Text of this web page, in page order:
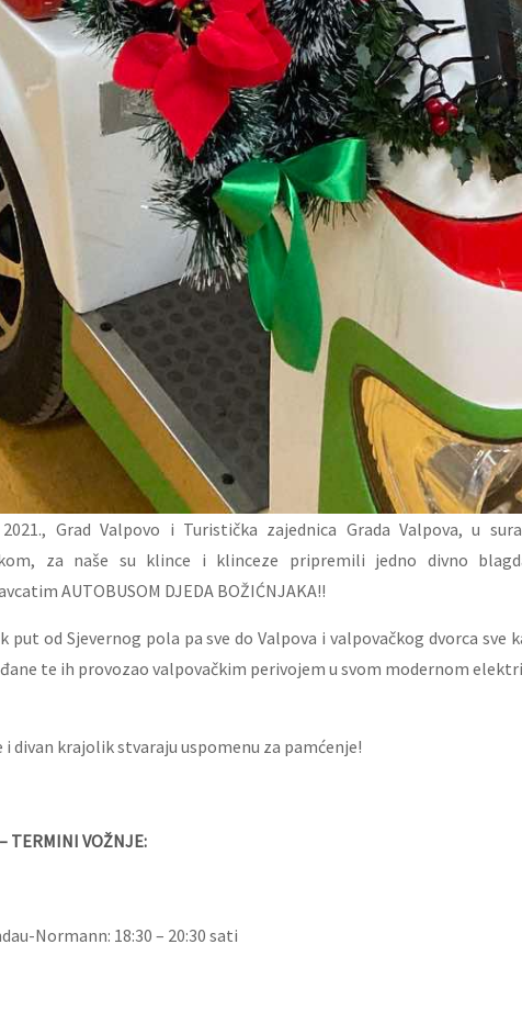
Grad Valpovo i Turistička zajednica Grada Valpova, u
za naše su klince i klinceze pripremili jedno divno
AUTOBUSOM DJEDA BOŽIĆNJAKA!!
put od Sjevernog pola pa sve do Valpova i valpovačkog dvorca sve
te ih provozao valpovačkim perivojem u svom modernom
i divan krajolik stvaraju uspomenu za pamćenje!
TERMINI VOŽNJE:
Normann: 18:30 – 20:30 sati